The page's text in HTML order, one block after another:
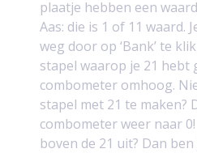
plaatje hebben een
Aas: die is 1 of 11 waard.
weg door op ‘Bank’ te
stapel waarop je 21 hebt
combometer omhoog.
stapel met 21 te maken?
combometer weer naar
boven de 21 uit? Dan